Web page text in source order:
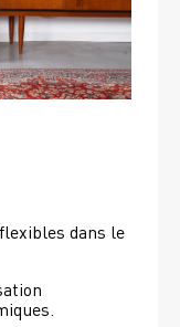
dans le